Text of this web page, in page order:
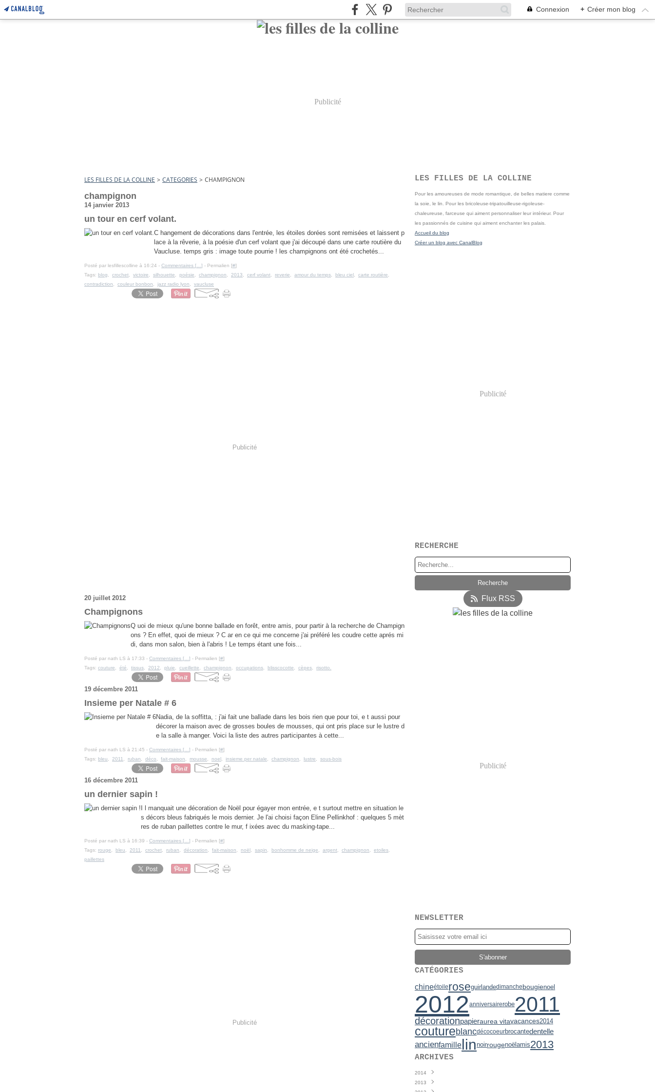
Connexion + Créer mon blog
Publicité
LES FILLES DE LA COLLINE > CATEGORIES > CHAMPIGNON
champignon
14 janvier 2013
un tour en cerf volant.
C hangement de décorations dans l'entrée, les étoiles dorées sont remisées et laissent p
lace à la rêverie, à la poésie d'un cerf volant que j'ai découpé dans une carte routière du
Vaucluse. temps gris : image toute pourrie ! les champignons ont été crochetés...
Posté par lesfillescolline à 16:24 - Commentaires [ ] - Permalien [#]
Tags: blog crochet victoire silhouette poésie champignon 2013 cerf volant reverie amour du temps bleu ciel carte routière
contradiction
couleur bonbon jazz radio lyon vaucluse
Publicité
20 juillet 2012
Champignons
Q uoi de mieux qu'une bonne ballade en forêt, entre amis, pour partir à la recherche de Champign
ons ? En effet, quoi de mieux ? C ar en ce qui me concerne j'ai préféré les coudre cette aprés mi
di, dans mon salon, bien à l'abris ! Le temps étant une fois...
Posté par nath LS à 17:33 - Commentaires [ ] - Permalien [#]
Tags: couture été tissus 2012 pluie cueillette champignon occupations blisscocotte cèpes risotto.
19 décembre 2011
Insieme per Natale # 6
Nadia, de la soffitta, : j'ai fait une ballade dans les bois rien que pour toi, e t aussi pour
décorer la maison avec de grosses boules de mousses, qui ont pris place sur le lustre d
e la salle à manger. Voici la liste des autres participantes à cette...
Posté par nath LS à 21:45 - Commentaires [ ] - Permalien [#]
Tags: bleu 2011 ruban déco fait-maison mousse noel insieme per natale champignon lustre sous-bois
16 décembre 2011
un dernier sapin !
I l manquait une décoration de Noël pour égayer mon entrée, e t surtout mettre en situation le
s décors bleus fabriqués le mois dernier. Je l'ai choisi façon Eline Pellinkhof : quelques 5 mèt
res de ruban paillettes contre le mur, f ixées avec du masking-tape...
Posté par nath LS à 16:39 - Commentaires [ ] - Permalien [#]
Tags: rouge bleu 2011 crochet ruban décoration fait-maison noël sapin bonhomme de neige argent champignon etoiles
paillettes
Publicité
LES FILLES DE LA COLLINE
Pour les amoureuses de mode romantique, de belles matiere comme
la soie, le lin. Pour les bricoleuse-tripatouilleuse-rigoleuse-
chaleureuse, farceuse qui aiment personnaliser leur intérieur. Pour
les passionnés de cuisine qui aiment enchanter les palais.
Accueil du blog
Créer un blog avec CanalBlog
Publicité
RECHERCHE
Flux RSS
Publicité
NEWSLETTER
CATÉGORIES
chineétoileroseguirlandedimanchebougienoel
2012anniversairerobe2011
décorationpapieraurea vitavacances2014
coutureblancdécocoeurbrocantedentelle
ancienfamillelinnoirrougenoël amis2013
ARCHIVES
2014
Juin
2013